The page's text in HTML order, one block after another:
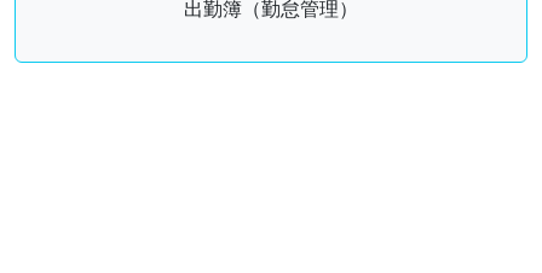
出勤簿（勤怠管理）